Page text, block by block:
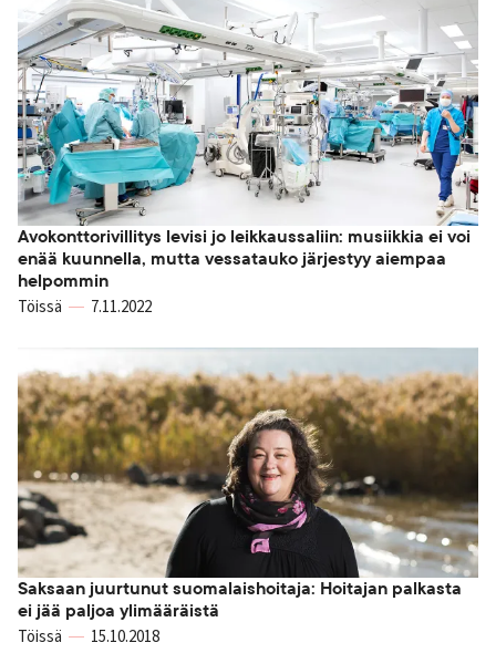
Avokonttorivillitys levisi jo leikkaussaliin: musiikkia ei voi
enää kuunnella, mutta vessatauko järjestyy aiempaa
helpommin
Töissä 7.11.2022
Saksaan juurtunut suomalaishoitaja: Hoitajan palkasta
ei jää paljoa ylimääräistä
Töissä 15.10.2018